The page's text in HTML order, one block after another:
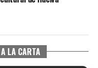
LA CARTA